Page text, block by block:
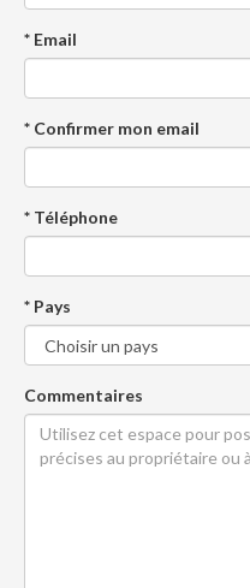
* Email
* Confirmer mon email
* Téléphone
* Pays
Commentaires